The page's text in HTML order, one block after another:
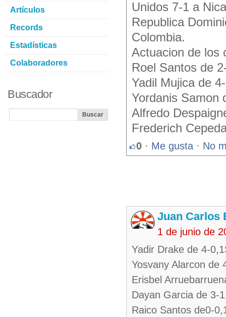
Unidos 7-1 a
Republica
Colombia.
Actuacion de los
Roel Santos de
Yadil Mujica de
Yordanis Samon
Alfredo
Frederich
0 · Me gusta · No
Juan Carlos
1 de junio de
Yadir Drake de 4-
Yosvany Alarcon de
Erisbel
Dayan Garcia de 3-
Raico Santos de0-
Artículos
Records
Estadísticas
Colaboradores
Buscador